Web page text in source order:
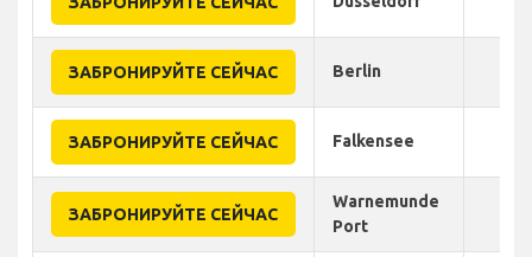
ЗАБРОНИРУЙТЕ СЕЙЧАС Berlin
ЗАБРОНИРУЙТЕ СЕЙЧАС Falkensee
ЗАБРОНИРУЙТЕ СЕЙЧАС
Warnemunde
Port